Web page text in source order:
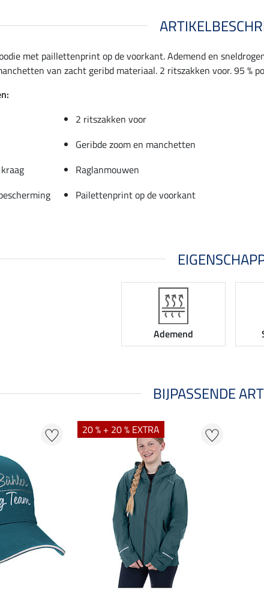
met paillettenprint op de voorkant. Ademend en
van zacht geribd materiaal. 2 ritszakken voor. 95 %
2 ritszakken voor
Geribde zoom en manchetten
Raglanmouwen
Pailettenprint op de voorkant
Ademend
BIJPASSENDE
20 % + 20 % EXTRA